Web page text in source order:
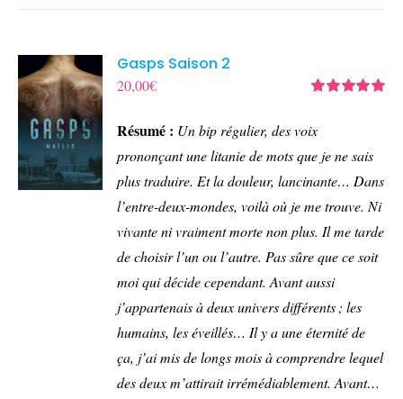
Gasps Saison 2
20,00€
Résumé : Un bip régulier, des voix
prononçant une litanie de mots que je ne sais
plus traduire. Et la douleur, lancinante… Dans
l’entre-deux-mondes, voilà où je me trouve. Ni
vivante ni vraiment morte non plus. Il me tarde
de choisir l’un ou l’autre. Pas sûre que ce soit
moi qui décide cependant.Avant aussi
j’appartenais à deux univers différents ; les
humains, les éveillés… Il y a une éternité de
ça, j’ai mis de longs mois à comprendre lequel
des deux m’attirait irrémédiablement.Avant…